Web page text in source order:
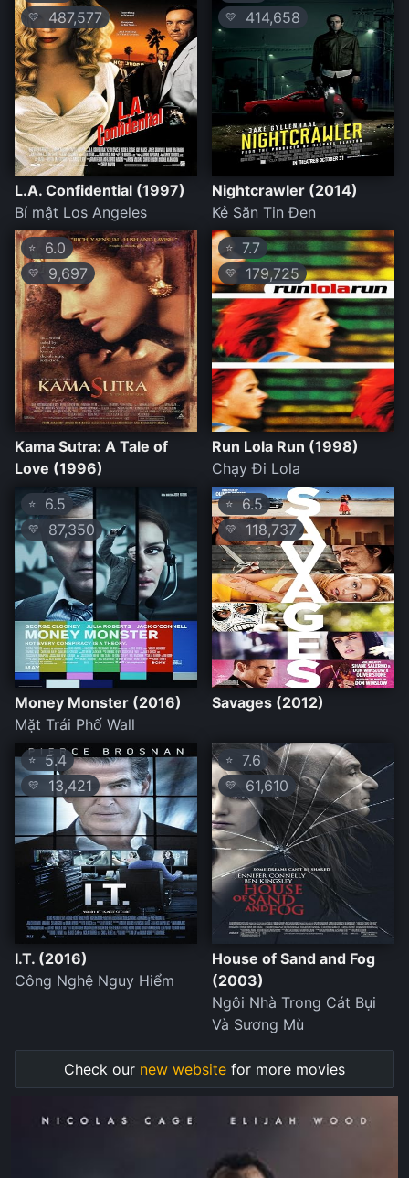
💛 487,577
L.A. Confidential (1997)
Bí mật Los Angeles
💛 414,658
Nightcrawler (2014)
Kẻ Săn Tin Đen
⭐ 6.0
💛 9,697
Kama Sutra: A Tale of
Love (1996)
⭐ 7.7
💛 179,725
Run Lola Run (1998)
Chạy Đi Lola
⭐ 6.5
💛 87,350
Money Monster (2016)
Mặt Trái Phố Wall
⭐ 6.5
💛 118,737
Savages (2012)
⭐ 5.4
💛 13,421
I.T. (2016)
Công Nghệ Nguy Hiểm
⭐ 7.6
💛 61,610
House of Sand and Fog
(2003)
Ngôi Nhà Trong Cát Bụi
Và Sương Mù
Check our new website for more movies